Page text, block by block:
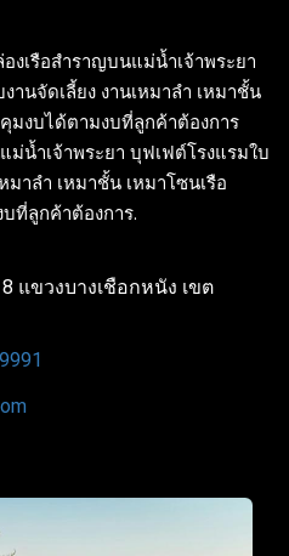
เรือสำราญบนแม่น้ำเจ้าพระยา
นจัดเลี้ยง งานเหมาลำ เหมาชั้น
มงบได้ตามงบที่ลูกค้าต้องการ
น้ำเจ้าพระยา บุฟเฟต์โรงแรมใบ
มาลำ เหมาชั้น เหมาโซนเรือ
ที่ลูกค้าต้องการ.
แขวงบางเชือกหนัง เขต